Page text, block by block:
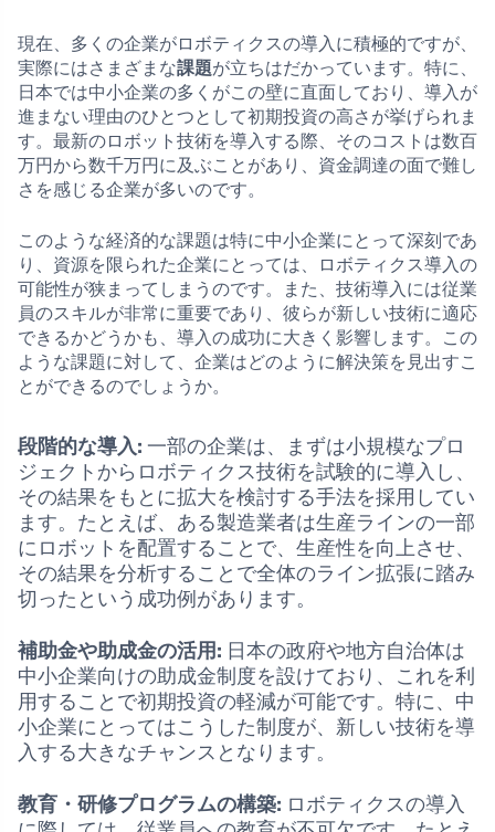
現在、多くの企業がロボティクスの導入に積極的ですが、
実際にはさまざまな課題が立ちはだかっています。特に、
日本では中小企業の多くがこの壁に直面しており、導入が
進まない理由のひとつとして初期投資の高さが挙げられま
す。最新のロボット技術を導入する際、そのコストは数百
万円から数千万円に及ぶことがあり、資金調達の面で難し
さを感じる企業が多いのです。
このような経済的な課題は特に中小企業にとって深刻であ
り、資源を限られた企業にとっては、ロボティクス導入の
可能性が狭まってしまうのです。また、技術導入には従業
員のスキルが非常に重要であり、彼らが新しい技術に適応
できるかどうかも、導入の成功に大きく影響します。この
ような課題に対して、企業はどのように解決策を見出すこ
とができるのでしょうか。
段階的な導入: 一部の企業は、まずは小規模なプロ
ジェクトからロボティクス技術を試験的に導入し、
その結果をもとに拡大を検討する手法を採用してい
ます。たとえば、ある製造業者は生産ラインの一部
にロボットを配置することで、生産性を向上させ、
その結果を分析することで全体のライン拡張に踏み
切ったという成功例があります。
補助金や助成金の活用: 日本の政府や地方自治体は
中小企業向けの助成金制度を設けており、これを利
用することで初期投資の軽減が可能です。特に、中
小企業にとってはこうした制度が、新しい技術を導
入する大きなチャンスとなります。
教育・研修プログラムの構築: ロボティクスの導入